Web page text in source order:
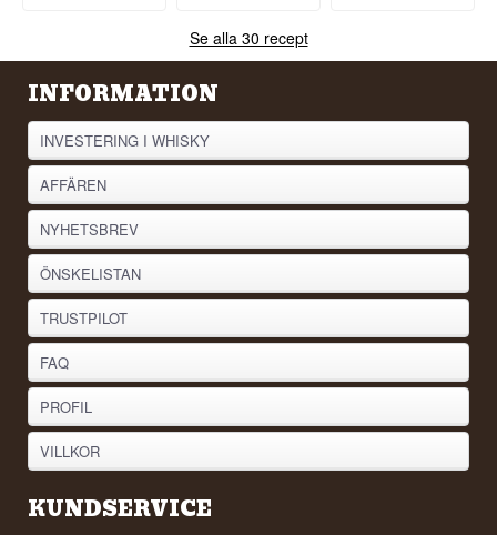
Strength 2023 producerades.
Se hela vårt sortiment av
Se alla 30 recept
INFORMATION
INVESTERING I WHISKY
AFFÄREN
NYHETSBREV
ÖNSKELISTAN
TRUSTPILOT
FAQ
PROFIL
VILLKOR
KUNDSERVICE